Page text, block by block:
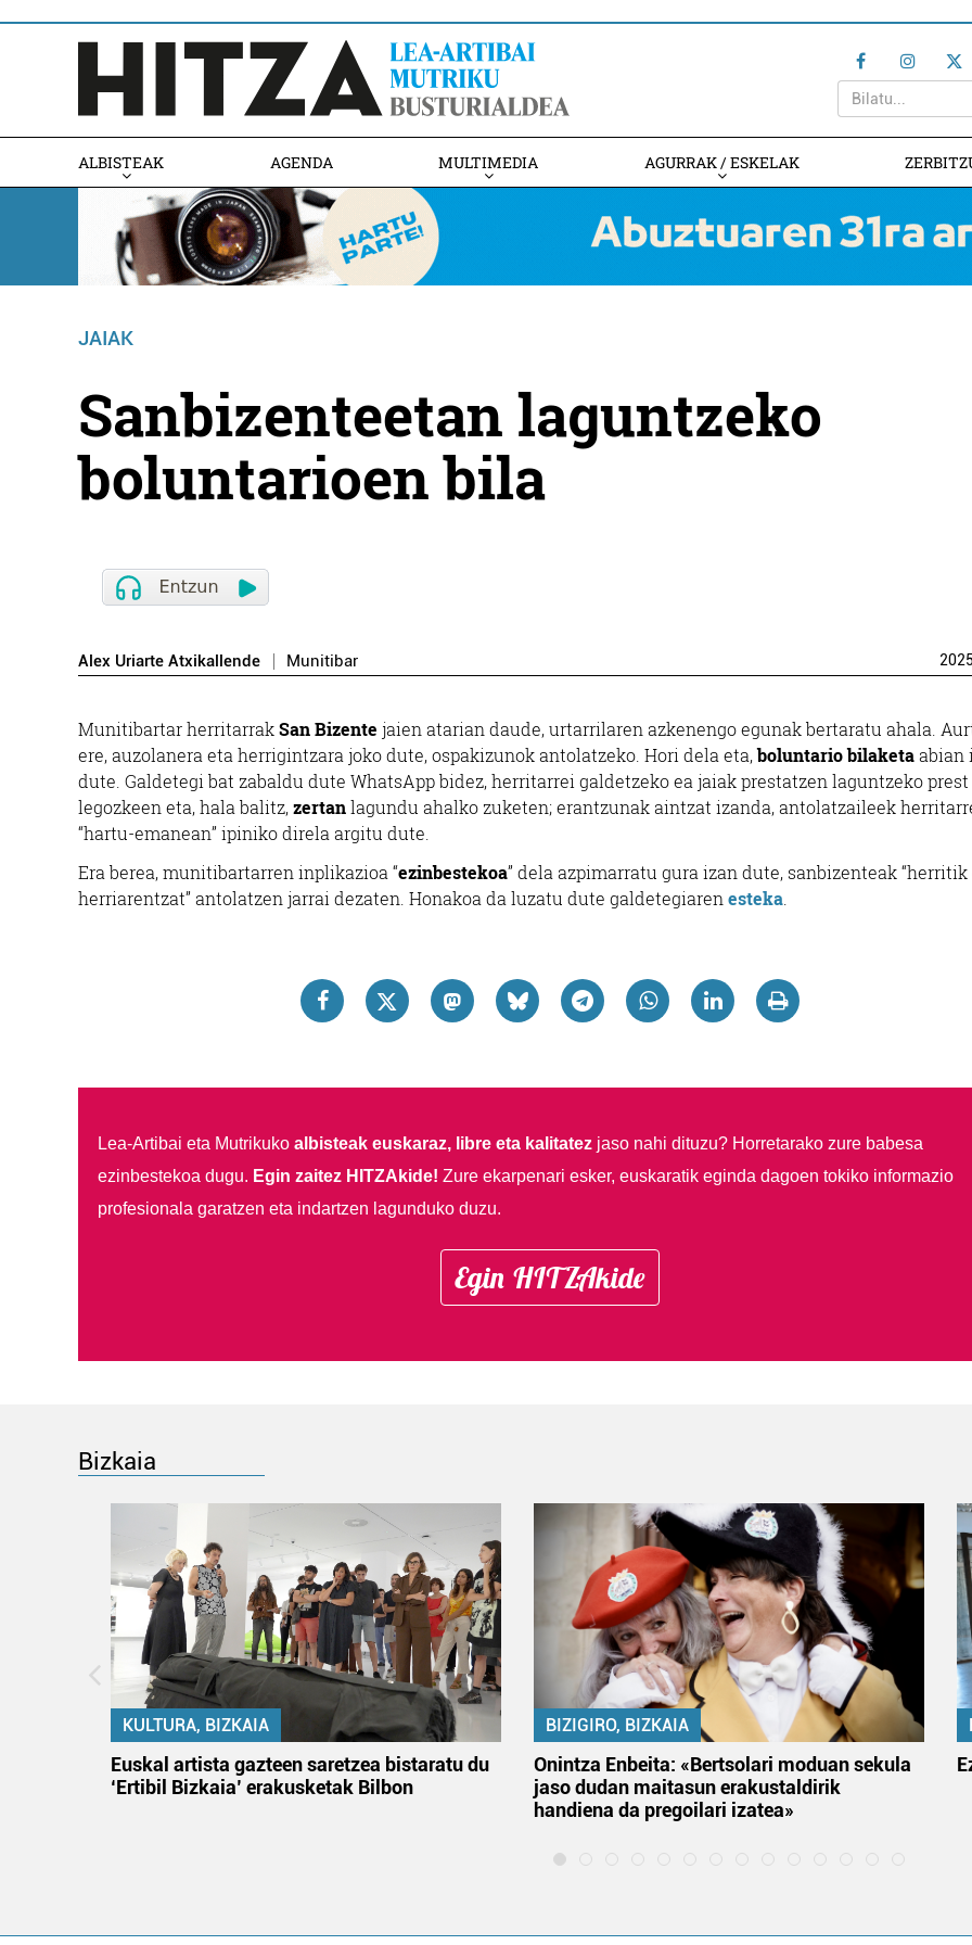
ALBISTEAK AGENDA MULTIMEDIA AGURRAK / ESKELAK
JAIAK
Sanbizenteetan laguntzeko
boluntarioen bila
Alex Uriarte Atxikallende Munitibar 2025
Munitibartar herritarrakSan Bizente jaien atarian daude, urtarrilaren azkenengo egunak bertaratu ahala.
ere, auzolanera eta herrigintzara joko dute, ospakizunok antolatzeko. Hori dela eta,boluntario bilaketaabian
dute. Galdetegi bat zabaldu dute WhatsApp bidez, herritarrei galdetzeko ea jaiak prestatzen laguntzeko prest
legozkeen eta, hala balitz,zertanlagundu ahalko zuketen; erantzunak aintzat izanda, antolatzaileek
“hartu-emanean” ipiniko direla argitu dute.
Era berea, munitibartarren inplikazioa “ezinbestekoa” dela azpimarratu gura izan dute, sanbizenteak “herritik
herriarentzat” antolatzen jarrai dezaten. Honakoa da luzatu dute galdetegiaren esteka
Lea-Artibai eta Mutrikuko albisteak euskaraz, libre eta kalitatezjaso nahi dituzu? Horretarako zure babesa
ezinbestekoa dugu. Egin zaitez HITZAkide! Zure ekarpenari esker, euskaratik eginda dagoen tokiko informazio
profesionala garatzen eta indartzen lagunduko duzu.
Egin HITZAkide
Bizkaia
KULTURA, BIZKAIA
Euskal artista gazteen saretzea bistaratu du
‘Ertibil Bizkaia’ erakusketak Bilbon
BIZIGIRO, BIZKAIA
Onintza Enbeita: «Bertsolari moduan sekula
jaso dudan maitasun erakustaldirik
handiena da pregoilari izatea»